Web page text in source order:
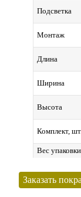
Подсветка
Монтаж
Длина
Ширина
Высота
Комплект,
Вес
Заказать